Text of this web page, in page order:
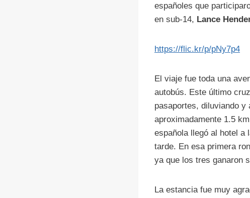
españoles que
en sub-14, Lance
https://flic.kr/p/pNy7p4
El viaje fue toda una
autobús. Este último
pasaportes, diluviando y
aproximadamente 1.5
española llegó al hotel a
tarde. En esa primera
ya que los tres ganaron
La estancia fue muy